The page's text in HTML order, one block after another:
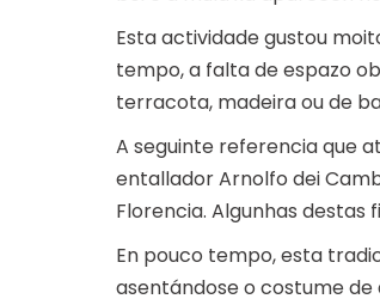
Esta actividade gustou
tempo, a falta de espazo
terracota, madeira ou de
A seguinte referencia que
entallador Arnolfo dei
Florencia. Algunhas
En pouco tempo, esta
asentándose o costume de